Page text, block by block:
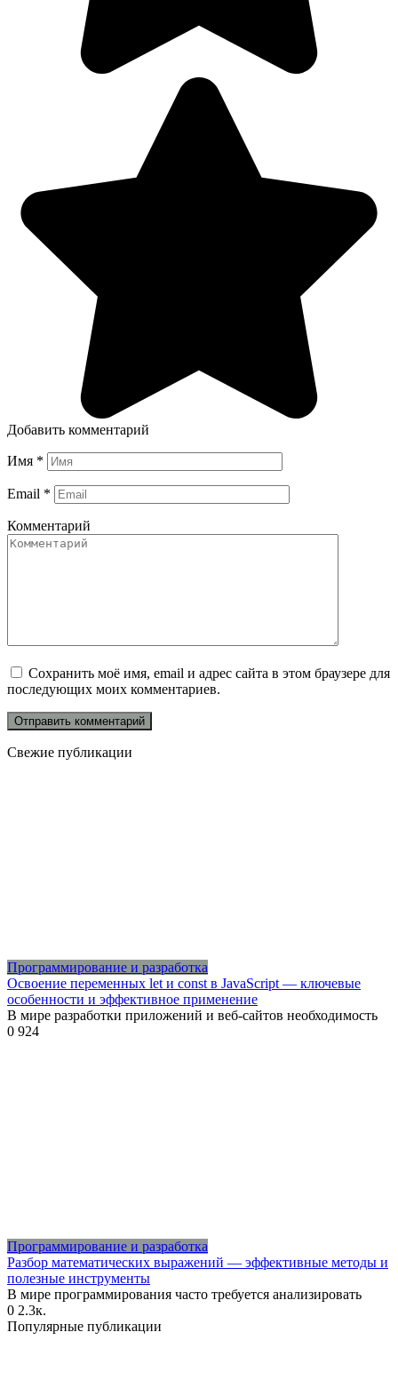
Добавить комментарий
Имя *
Email *
Комментарий
Сохранить моё имя, email и адрес сайта в этом браузере для
последующих моих комментариев.
Свежие публикации
Программирование и разработка
Освоение переменных let и const в JavaScript — ключевые
особенности и эффективное применение
В мире разработки приложений и веб-сайтов необходимость
0 924
Программирование и разработка
Разбор математических выражений — эффективные методы и
полезные инструменты
В мире программирования часто требуется анализировать
0 2.3к.
Популярные публикации